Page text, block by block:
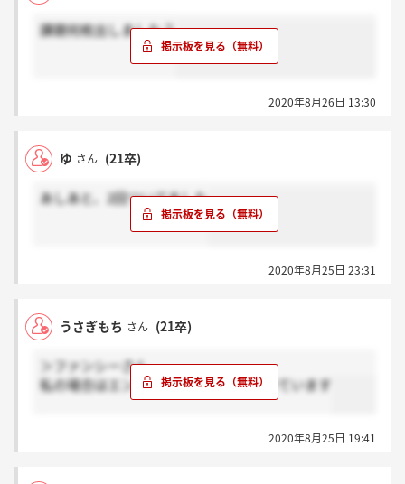
課題何枚出しました？
2020年8月26日 13:30
ゆ さん (21卒)
あしあと、2回ついてました
2020年8月25日 23:31
うさぎもち さん (21卒)
＞ファンシーさん
私の場合はエントリーしてから4回ついています
2020年8月25日 19:41